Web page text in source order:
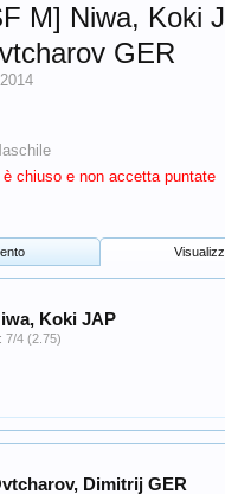
M] Niwa, Koki
GER
chiuso e non accetta puntate
Koki JAP
7/4 (2.75)
Dimitrij GER